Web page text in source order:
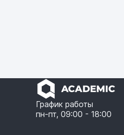
График работы
пн-пт, 09:00 - 18:00